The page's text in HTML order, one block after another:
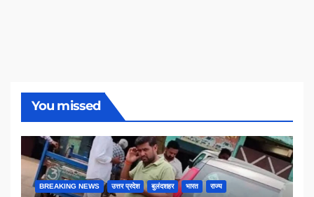
You missed
BREAKING NEWS उत्तर प्रदेश बुलंदशहर भारत राज्य